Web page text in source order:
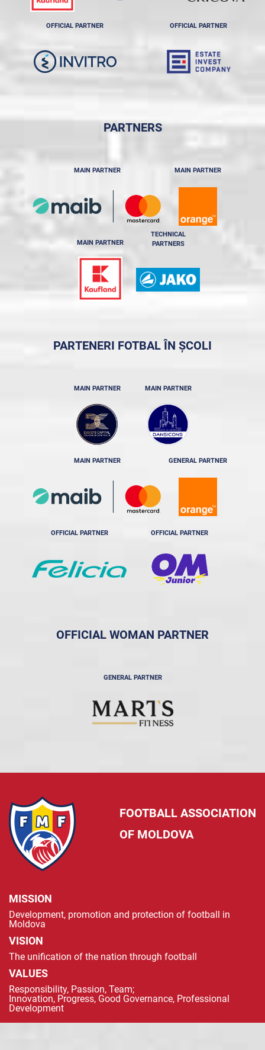
OFFICIAL PARTNER OFFICIAL PARTNER
PARTNERS
MAIN PARTNER MAIN PARTNER
MAIN PARTNER
TECHNICAL
PARTNERS
PARTENERI FOTBAL ÎN ȘCOLI
MAIN PARTNER MAIN PARTNER
MAIN PARTNER GENERAL PARTNER
OFFICIAL PARTNER OFFICIAL PARTNER
OFFICIAL WOMAN PARTNER
GENERAL PARTNER
FOOTBALL ASSOCIATION
OF MOLDOVA
MISSION
Development, promotion and protection of football in
Moldova
VISION
The unification of the nation through football
VALUES
Responsibility, Passion, Team;
Innovation, Progress, Good Governance, Professional
Development